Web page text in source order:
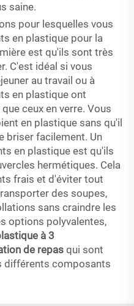
saine.
pour lesquelles vous
en plastique pour la
est qu'ils sont très
C'est idéal si vous
au travail ou à
en plastique ont
ceux en verre. Vous
en plastique sans qu'il
briser facilement. Un
en plastique est qu'ils
hermétiques. Cela
frais et d'éviter tout
des soupes,
sans craindre les
options polyvalentes,
à 3
de repas qui sont
différents composants